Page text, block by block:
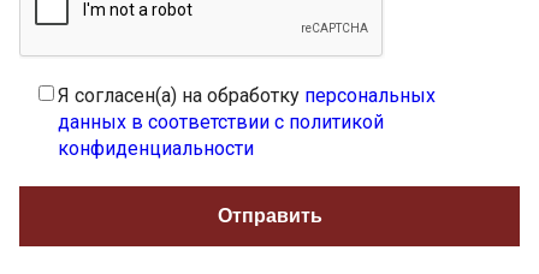
Я согласен(а) на обработку персональных
данных в соответствии с политикой
конфиденциальности